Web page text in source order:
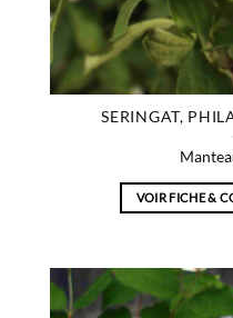
SERINGAT,
VOIR FICHE &